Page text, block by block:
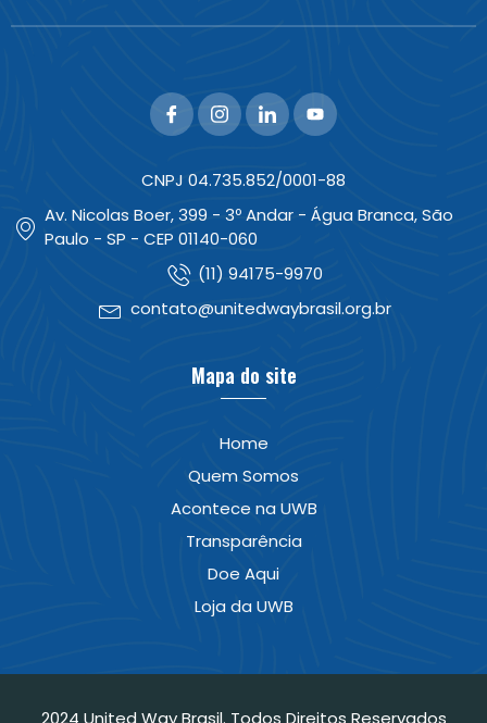
CNPJ 04.735.852/0001-88
Av. Nicolas Boer, 399 - 3º Andar - Água Branca, São
Paulo - SP - CEP 01140-060
(11) 94175-9970
contato@unitedwaybrasil.org.br
Mapa do site
Home
Quem Somos
Acontece na UWB
Transparência
Doe Aqui
Loja da UWB
2024 United Way Brasil. Todos Direitos Reservados